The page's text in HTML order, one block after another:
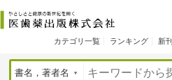
カテゴリ一覧 ランキング 新